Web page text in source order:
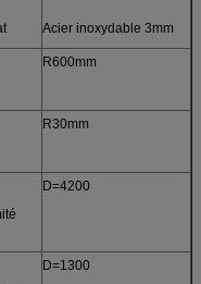
Acier inoxydable 3mm
R600mm
R30mm
D=4200
D=1300